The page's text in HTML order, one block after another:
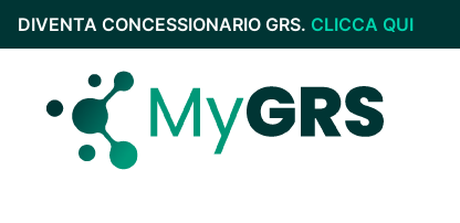
DIVENTA CONCESSIONARIO GRS. CLICCA QUI